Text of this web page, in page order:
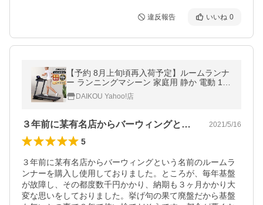
違反報告 いいね 0
【予約 8月上旬頃再入荷予定】ルームランナ
ー ランニングマシーン 家庭用 静か 電動 16k
m 折りたたみ 油圧シリンダー式 電動傾斜10
段階 連続使用60分 DK-5101CA
DAIKOU Yahoo!店
３年前に某有名店からバーウィングという… 2021/5/16
5
３年前に某有名店からバーウィングという名前のルームラ
ンナーを購入し使用しておりました。ところが、毎年基盤
が故障し、その都度数千円かかり、納期も３ヶ月かかり大
変な思いをしておりました。挙げ句の果て廃盤だから基盤